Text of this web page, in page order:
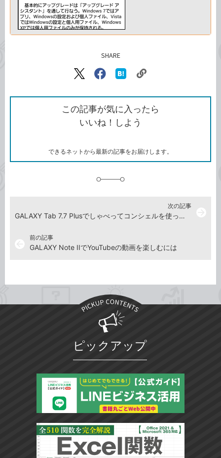
SHARE
X（旧
で
シ
ェ
ア
Facebook
シ
ェ
ア
な
ブ
ッ
ク
ク
ク
を
コ
この記事が気に入ったら
いいね！しよう
できるネットから最新の記事をお届けします。
前の記事
GALAXY Note IIでYouTubeの動画を楽しむには
次の記事
GALAXY Tab 7.7 Plusでしゃべってコンシェルを使ってみたい
ピックアップ